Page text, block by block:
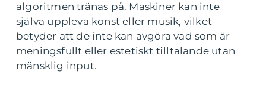
algoritmen tränas på. Maskiner kan inte
själva uppleva konst eller musik, vilket
betyder att de inte kan avgöra vad som är
meningsfullt eller estetiskt tilltalande utan
mänsklig input.